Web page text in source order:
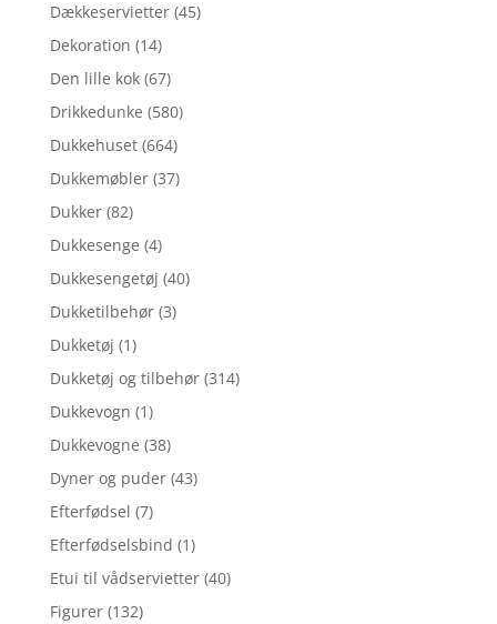
Dækkeservietter (45)
Dekoration (14)
Den lille kok (67)
Drikkedunke (580)
Dukkehuset (664)
Dukkemøbler (37)
Dukker (82)
Dukkesenge (4)
Dukkesengetøj (40)
Dukketilbehør (3)
Dukketøj (1)
Dukketøj og tilbehør (314)
Dukkevogn (1)
Dukkevogne (38)
Dyner og puder (43)
Efterfødsel (7)
Efterfødselsbind (1)
Etui til vådservietter (40)
Figurer (132)